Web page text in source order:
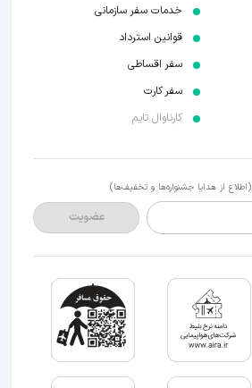
خدمات سفر سازمانی
قوانین استرداد
سفر اقساطی
سفر کارت
کارناوال تایم
(اطلاع از هدایا جشنواره‌ها و تخفیف‌ها)
عضویت